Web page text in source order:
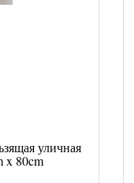
уличная
x 80cm